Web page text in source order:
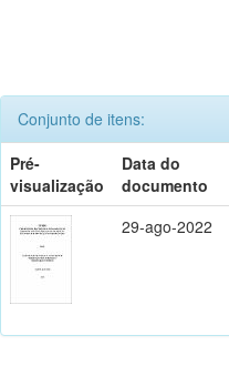
Conjunto de itens:
Pré-
visualização
Data do
documento
29-ago-2022